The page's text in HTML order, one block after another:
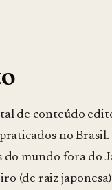
de conteúdo
no
mundo fora do
(de raiz